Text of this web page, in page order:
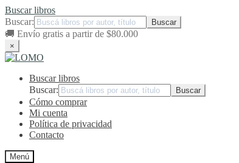
Buscar libros
Buscar:
🚚 Envío gratis a partir de $80.000
×
Ir
navegación
Ir
contenidoBuscar libros
Buscar:
Cómo comprar
Mi cuenta
Política de privacidad
Contacto
Menú